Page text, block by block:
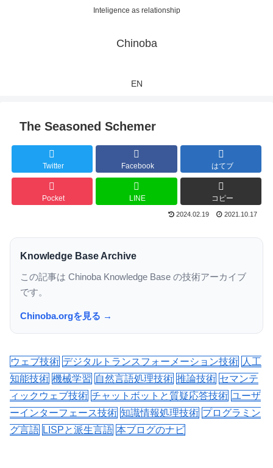
Inteligence as relationship
Chinoba
EN
The Seasoned Schemer
Twitter Facebook はてブ
Pocket LINE コピー
2024.02.19 2021.10.17
Knowledge Base Archive
この記事は Chinoba Knowledge Base の技術アーカイブ
です。
Chinoba.orgを見る →
ウェブ技術 デジタルトランスフォーメーション技術 人工
知能技術 機械学習 自然言語処理技術 推論技術 セマンテ
ィックウェブ技術 チャットボットと質疑応答技術 ユーザ
ーインターフェース技術 知識情報処理技術 プログラミン
グ言語 LISPと派生言語 本ブログのナビ